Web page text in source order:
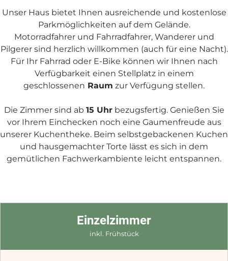
Unser Haus bietet Ihnen ausreichende und kostenlose
Parkmöglichkeiten auf dem Gelände.
Motorradfahrer und Fahrradfahrer, Wanderer und
Pilgerer sind herzlich willkommen (auch für eine Nacht).
Für Ihr Fahrrad oder E-Bike können wir Ihnen nach
Verfügbarkeit einen Stellplatz in einem
geschlossenen Raum zur Verfügung stellen.
Die Zimmer sind ab 15 Uhrbezugsfertig. Genießen Sie
vor Ihrem Einchecken noch eine Gaumenfreude aus
unserer Kuchentheke. Beim selbstgebackenen Kuchen
und hausgemachter Torte lässt es sich in dem
gemütlichen Fachwerkambiente leicht entspannen.
Einzelzimmer
inkl. Frühstück